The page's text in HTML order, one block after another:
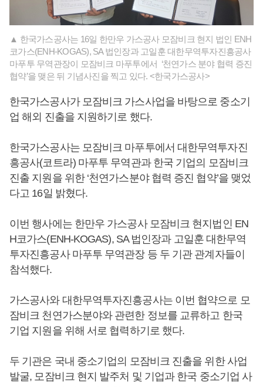
▲ 한국가스공사는 16일 한만우 가스공사 모잠비크 현지 법인 ENH
코가스(ENH-KOGAS), SA 법인장과 고일훈 대한무역투자진흥공사
마푸투 무역관장이 모잠비크 마푸투에서 ‘천연가스 분야 협력 증진
협약’을 맺은 뒤 기념사진을 찍고 있다. <한국가스공사>
한국가스공사가 모잠비크 가스사업을 바탕으로 중소기
업 해외 진출을 지원하기로 했다.
한국가스공사는 모잠비크 마푸투에서 대한무역투자진
흥공사(코트라) 마푸투 무역관과 한국 기업의 모잠비크
진출 지원을 위한 ‘천연가스분야 협력 증진 협약’을 맺었
다고 16일 밝혔다.
이번 행사에는 한만우 가스공사 모잠비크 현지법인 EN
H코가스(ENH-KOGAS), SA 법인장과 고일훈 대한무역
투자진흥공사 마푸투 무역관장 등 두 기관 관계자들이
참석했다.
가스공사와 대한무역투자진흥공사는 이번 협약으로 모
잠비크 천연가스분야와 관련한 정보를 교류하고 한국
기업 지원을 위해 서로 협력하기로 했다.
두 기관은 국내 중소기업의 모잠비크 진출을 위한 사업
발굴, 모잠비크 현지 발주처 및 기업과 한국 중소기업 사